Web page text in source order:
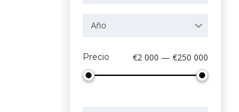
Año
Precio €2 000 — €250 000